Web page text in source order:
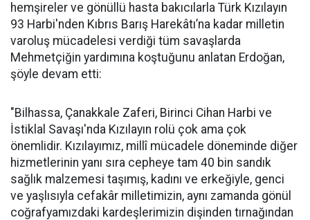
hemşireler ve gönüllü hasta bakıcılarla Türk Kızılayın
93 Harbi'nden Kıbrıs Barış Harekâtı’na kadar milletin
varoluş mücadelesi verdiği tüm savaşlarda
Mehmetçiğin yardımına koştuğunu anlatan Erdoğan,
şöyle devam etti:
"Bilhassa, Çanakkale Zaferi, Birinci Cihan Harbi ve
İstiklal Savaşı'nda Kızılayın rolü çok ama çok
önemlidir. Kızılayımız, millî mücadele döneminde diğer
hizmetlerinin yanı sıra cepheye tam 40 bin sandık
sağlık malzemesi taşımış, kadını ve erkeğiyle, genci
ve yaşlısıyla cefakâr milletimizin, aynı zamanda gönül
coğrafyamızdaki kardeşlerimizin dişinden tırnağından